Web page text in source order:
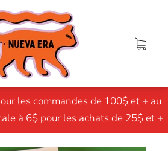
les commandes de 100$ et + au
à 6$ pour les achats de 25$ et +